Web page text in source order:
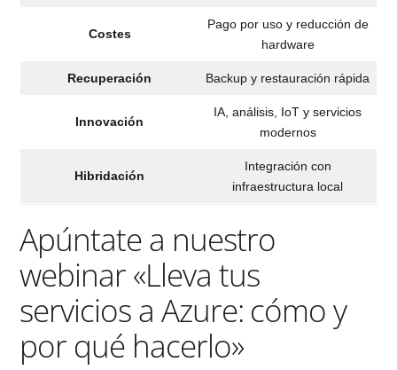
Costes
Pago por uso y reducción de
hardware
Recuperación Backup y restauración rápida
Innovación
IA, análisis, IoT y servicios
modernos
Hibridación
Integración con
infraestructura local
Apúntate a nuestro
webinar «Lleva tus
servicios a Azure: cómo y
por qué hacerlo»